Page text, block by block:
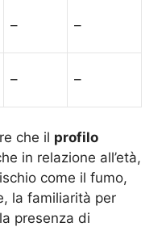
– –
– –
che il profilo
in relazione all’età,
come il fumo,
la familiarità per
presenza di